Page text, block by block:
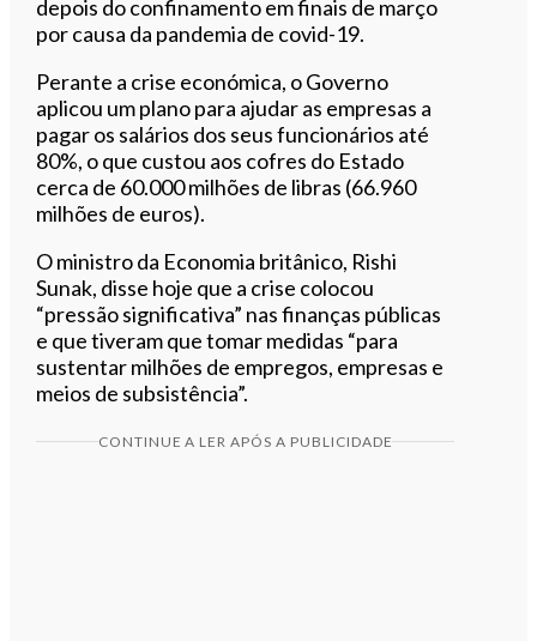
depois do confinamento em finais de março
por causa da pandemia de covid-19.
Perante a crise económica, o Governo
aplicou um plano para ajudar as empresas a
pagar os salários dos seus funcionários até
80%, o que custou aos cofres do Estado
cerca de 60.000 milhões de libras (66.960
milhões de euros).
O ministro da Economia britânico, Rishi
Sunak, disse hoje que a crise colocou
“pressão significativa” nas finanças públicas
e que tiveram que tomar medidas “para
sustentar milhões de empregos, empresas e
meios de subsistência”.
CONTINUE A LER APÓS A PUBLICIDADE